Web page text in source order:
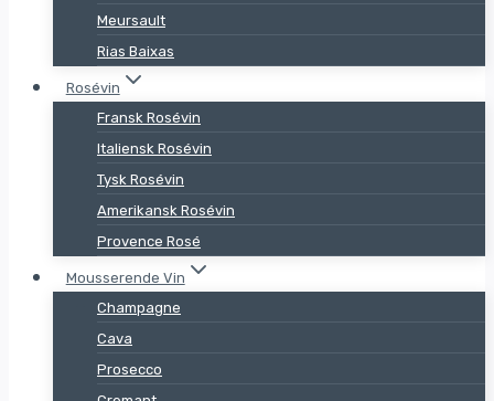
Meursault
Rias Baixas
Rosévin
Fransk Rosévin
Italiensk Rosévin
Tysk Rosévin
Amerikansk Rosévin
Provence Rosé
Mousserende Vin
Champagne
Cava
Prosecco